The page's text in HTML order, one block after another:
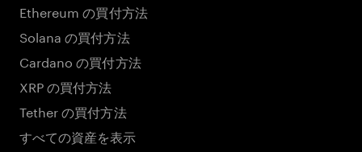
Ethereum の買付方法
Solana の買付方法
Cardano の買付方法
XRP の買付方法
Tether の買付方法
すべての資産を表示